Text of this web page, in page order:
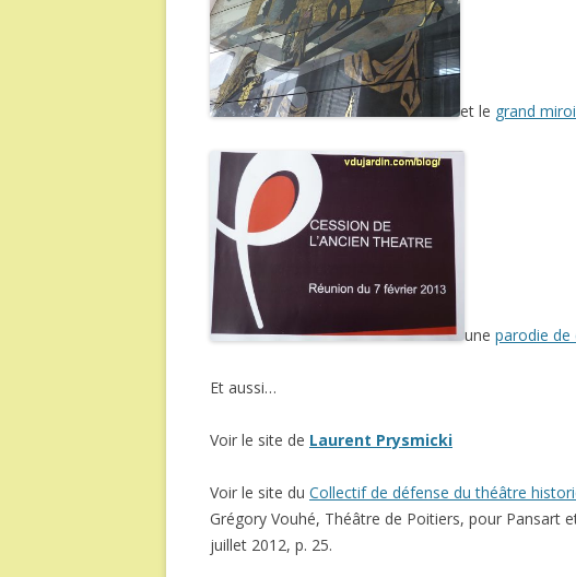
et le grand
une parodie
Et aussi…
Voir le site de Laurent Prysmicki
Voir le site du Collectif de défense du théâtre
Grégory Vouhé, Théâtre de Poitiers, pour Pansart
juillet 2012, p. 25.